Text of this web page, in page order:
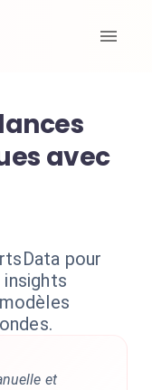
avec
pour
et